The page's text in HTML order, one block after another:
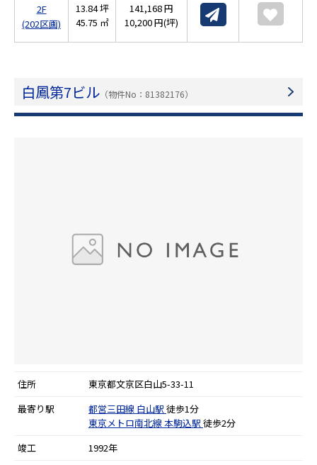
2F
(202区画)
13.84 坪
45.75 ㎡
141,168 円
10,200 円(坪)
白鳳第7ビル （物件No：81382176）
住所
東京都文京区白山5-33-11
最寄り駅
都営三田線 白山駅 徒歩1分
東京メトロ南北線本駒込駅 徒歩2分
竣工
1992年